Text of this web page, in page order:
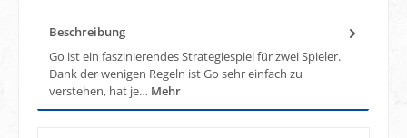
Beschreibung
Go ist ein faszinierendes Strategiespiel für zwei Spieler.
Dank der wenigen Regeln ist Go sehr einfach zu
verstehen, hat je… Mehr